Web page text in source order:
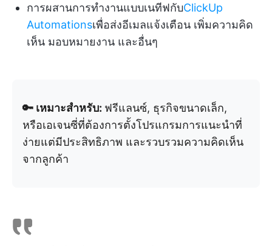
การผสานการทำงานแบบเนทีฟกับClickUp
Automationsเพื่อส่งอีเมลแจ้งเตือน เพิ่มความคิด
เห็น มอบหมายงาน และอื่นๆ
🔑 เหมาะสำหรับ: ฟรีแลนซ์, ธุรกิจขนาดเล็ก,
หรือเอเจนซี่ที่ต้องการตั้งโปรแกรมการแนะนำที่
ง่ายแต่มีประสิทธิภาพ และรวบรวมความคิดเห็น
จากลูกค้า